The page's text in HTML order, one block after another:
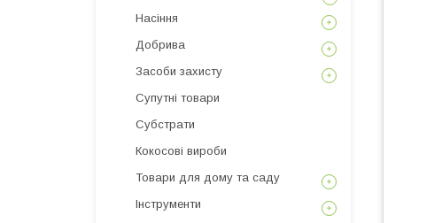
Насіння
Добрива
Засоби захисту
Супутні товари
Субстрати
Кокосові вироби
Товари для дому та саду
Інструменти